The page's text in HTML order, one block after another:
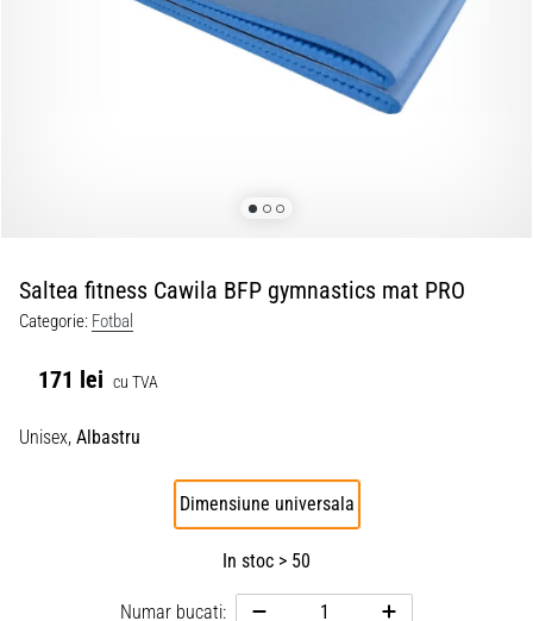
Saltea fitness Cawila BFP gymnastics mat PRO
Categorie: Fotbal
171 lei cu TVA
Unisex, Albastru
Dimensiune universala
In stoc > 50
Numar bucati: